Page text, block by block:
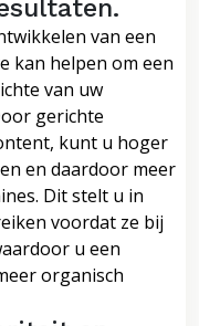
van een
kan helpen om een
van uw
gerichte
kunt u hoger
en daardoor meer
Dit stelt u in
voordat ze bij
u een
organisch